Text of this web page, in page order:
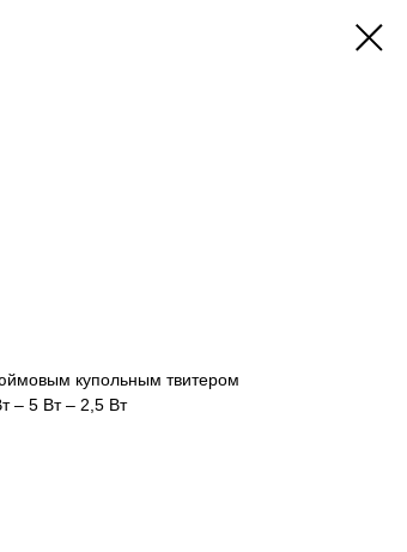
купольным твитером
– 5 Вт – 2,5 Вт